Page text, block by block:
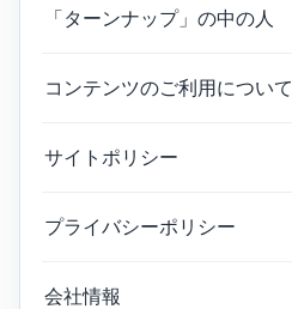
「ターンナップ」の中の人
コンテンツのご利用について
サイトポリシー
プライバシーポリシー
会社情報